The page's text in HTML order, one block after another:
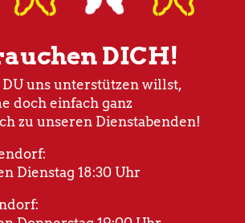
DICH!
uns unterstützen willst,
doch einfach ganz
zu unseren Dienstabenden!
Dienstag 18:30 Uhr